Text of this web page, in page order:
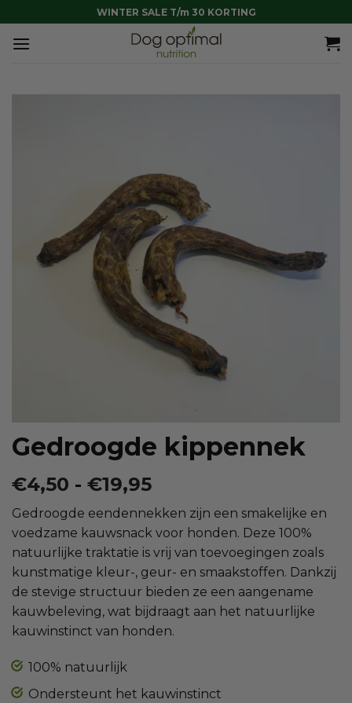
naar
inhoud
WINTER SALE T/m 30 KORTING
Gedroogde kippennek
€4,50 - €19,95Prijsklasse:
€4,50
tot
€19,95
Gedroogde eendennekken zijn een smakelijke en
voedzame kauwsnack voor honden. Deze 100%
natuurlijke traktatie is vrij van toevoegingen zoals
kunstmatige kleur-, geur- en smaakstoffen. Dankzij
de stevige structuur bieden ze een aangename
kauwbeleving, wat bijdraagt aan het natuurlijke
kauwinstinct van honden.
100% natuurlijk
Ondersteunt het kauwinstinct